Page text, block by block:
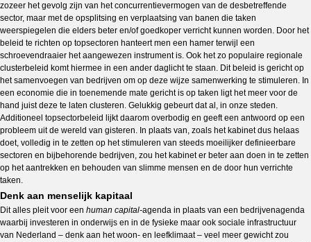
zozeer het gevolg zijn van het concurrentievermogen van de desbetreffende
sector, maar met de opsplitsing en verplaatsing van banen die taken
weerspiegelen die elders beter en/of goedkoper verricht kunnen worden. Door het
beleid te richten op topsectoren hanteert men een hamer terwijl een
schroevendraaier het aangewezen instrument is. Ook het zo populaire regionale
clusterbeleid komt hiermee in een ander daglicht te staan. Dit beleid is gericht op
het samenvoegen van bedrijven om op deze wijze samenwerking te stimuleren. In
een economie die in toenemende mate gericht is op taken ligt het meer voor de
hand juist deze te laten clusteren. Gelukkig gebeurt dat al, in onze steden.
Additioneel topsectorbeleid lijkt daarom overbodig en geeft een antwoord op een
probleem uit de wereld van gisteren. In plaats van, zoals het kabinet dus helaas
doet, volledig in te zetten op het stimuleren van steeds moeilijker definieerbare
sectoren en bijbehorende bedrijven, zou het kabinet er beter aan doen in te zetten
op het aantrekken en behouden van slimme mensen en de door hun verrichte
taken.
Denk aan menselijk kapitaal
Dit alles pleit voor een human capital-agenda in plaats van een bedrijvenagenda
waarbij investeren in onderwijs en in de fysieke maar ook sociale infrastructuur
van Nederland – denk aan het woon- en leefklimaat – veel meer gewicht zou